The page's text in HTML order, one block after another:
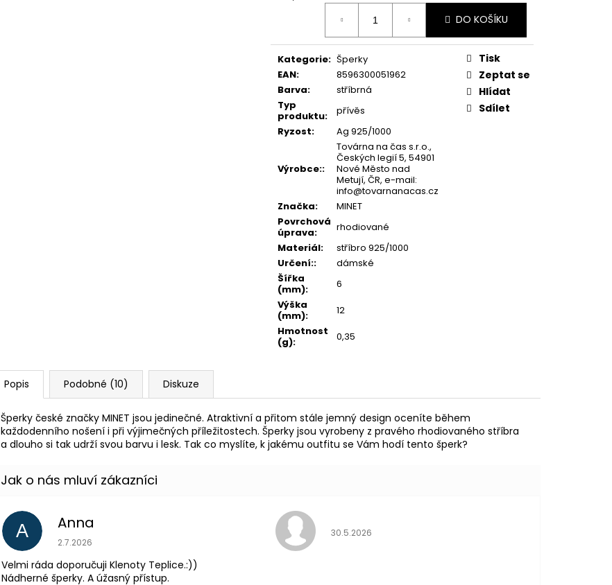
DO KOŠÍKU
Kategorie: Šperky
EAN:
8596300051962
Barva:
stříbrná
Typ
produktu:
přívěs
Ryzost: Ag 925/1000
Výrobce::
Továrna na čas s.r.o.,
Českých legií 5, 54901
Nové Město nad
Metují, ČR, e-mail:
info@tovarnanacas.cz
Značka:
MINET
Povrchová
úprava:
rhodiované
Materiál:
stříbro 925/1000
Určení::
dámské
Šířka
(mm):
6
Výška
(mm):
12
Hmotnost
(g): 0,35
Tisk
Zeptat se
Hlídat
Sdílet
Popis Podobné (10) Diskuze
Šperky české značky MINET jsou jedinečné. Atraktivní a přitom stále jemný design oceníte během
každodenního nošení i při výjimečných příležitostech. Šperky jsou vyrobeny z pravého rhodiovaného stříbra
a dlouho si tak udrží svou barvu i lesk. Tak co myslíte, k jakému outfitu se Vám hodí tento šperk?
A Anna
Hodnocení obchodu je 5 z 5 hvězdiček.
2.7.2026
Velmi ráda doporučuji Klenoty Teplice.:))
Nádherné šperky. A úžasný přístup.
Hodnocení obchodu je 5 z 5 hvězdiček.
30.5.2026